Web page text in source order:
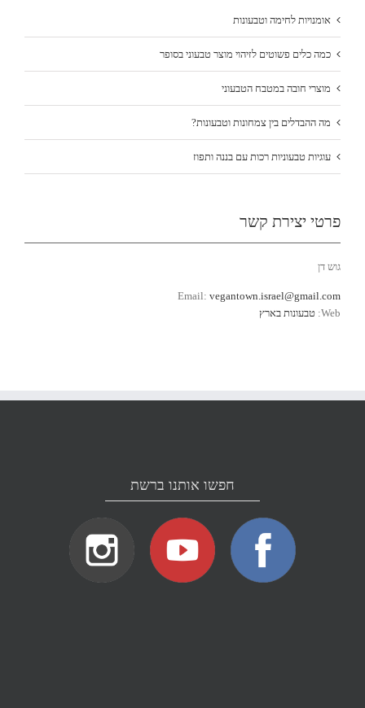
אומנויות לחימה וטבעונות
כמה כלים פשוטים לזיהוי מוצר טבעוני בסופר
מוצרי חובה במטבח הטבעוני
מה ההבדלים בין צמחונות וטבעונות?
עוגיות טבעוניות רכות עם בננה ותפוז
פרטי יצירת קשר
גוש דן
Email: vegantown.israel@gmail.com
Web: טבעונות בארץ
חפשו אותנו ברשת